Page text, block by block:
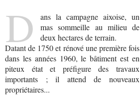
D
ans la campagne aixoise, un
mas sommeille au milieu de
deux hectares de terrain.
Datant de 1750 et rénové une première fois
dans les années 1960, le bâtiment est en
piteux état et préfigure des travaux
importants ; il attend de nouveaux
propriétaires...